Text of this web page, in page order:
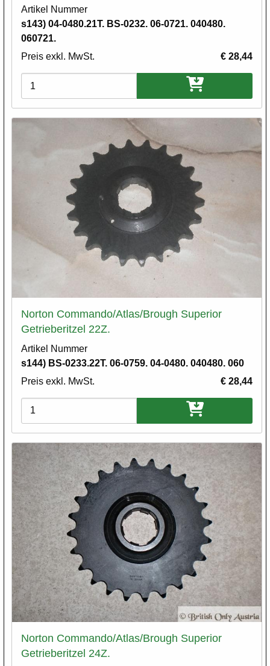
Artikel Nummer
s143) 04-0480.21T. BS-0232. 06-0721. 040480.
060721.
Preis exkl. MwSt.
€ 28,44
Varianten
Norton Commando/Atlas/Brough Superior
Getrieberitzel 22Z.
Artikel Nummer
s144) BS-0233.22T. 06-0759. 04-0480. 040480. 060
Preis exkl. MwSt.
€ 28,44
Varianten
Norton Commando/Atlas/Brough Superior
Getrieberitzel 24Z.